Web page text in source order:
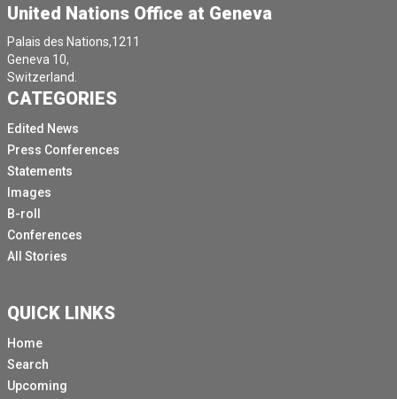
United Nations Office at Geneva
Palais des Nations,1211
Geneva 10,
Switzerland.
CATEGORIES
Edited News
Press Conferences
Statements
Images
B-roll
Conferences
All Stories
QUICK LINKS
Home
Search
Upcoming